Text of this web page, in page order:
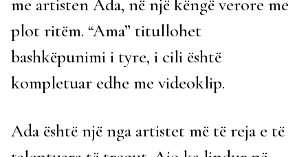
me artisten Ada, në një këngë verore me
plot ritëm. “Ama” titullohet
bashkëpunimi i tyre, i cili është
kompletuar edhe me videoklip.
Ada është një nga artistet më të reja e të